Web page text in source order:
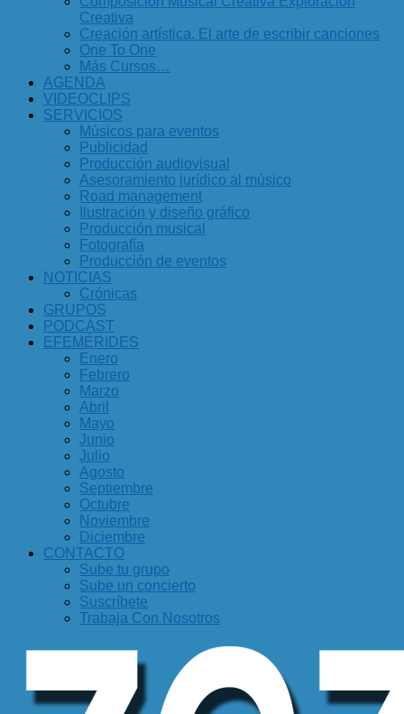
Creativa
Creación artística. El arte de escribir canciones
One To One
Más Cursos…
AGENDA
VIDEOCLIPS
SERVICIOS
Músicos para eventos
Publicidad
Producción audiovisual
Asesoramiento jurídico al músico
Road management
Ilustración y diseño gráfico
Producción musical
Fotografía
Producción de eventos
NOTICIAS
Crónicas
GRUPOS
PODCAST
EFEMÉRIDES
Enero
Febrero
Marzo
Abril
Mayo
Junio
Julio
Agosto
Septiembre
Octubre
Noviembre
Diciembre
CONTACTO
Sube tu grupo
Sube un concierto
Suscríbete
Trabaja Con Nosotros